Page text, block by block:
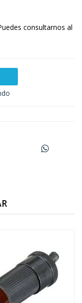
consultarnos al